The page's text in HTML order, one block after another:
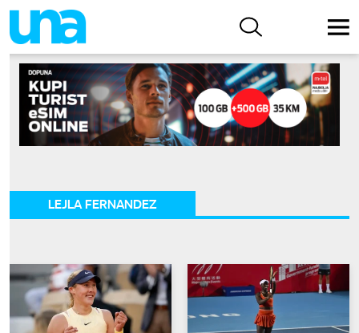
LEJLA FERNANDEZ